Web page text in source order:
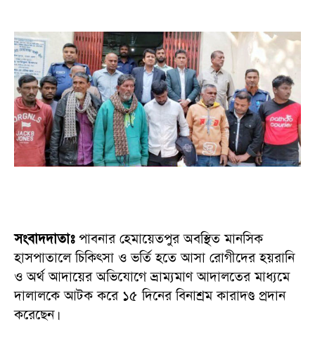
সংবাদদাতাঃপাবনার হেমায়েতপুর অবস্থিত মানসিক
হাসপাতালে চিকিৎসা ও ভর্তি হতে আসা রোগীদের হয়রানি
ও অর্থ আদায়ের অভিযোগে ভ্রাম্যমাণ আদালতের মাধ্যমে
দালালকে আটক করে ১৫ দিনের বিনাশ্রম কারাদণ্ড প্রদান
করেছেন।